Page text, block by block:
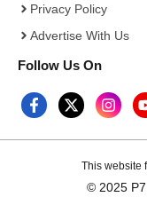
Privacy Policy
Advertise With Us
Follow Us On
This website
© 2025